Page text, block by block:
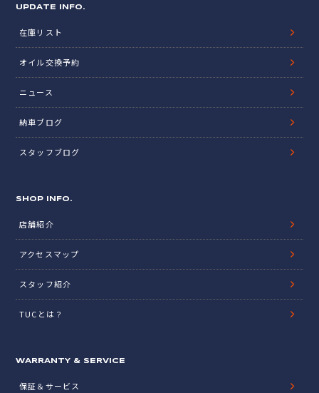
UPDATE INFO.
在庫リスト
オイル交換予約
ニュース
納車ブログ
スタッフブログ
SHOP INFO.
店舗紹介
アクセスマップ
スタッフ紹介
TUCとは？
WARRANTY & SERVICE
保証＆サービス